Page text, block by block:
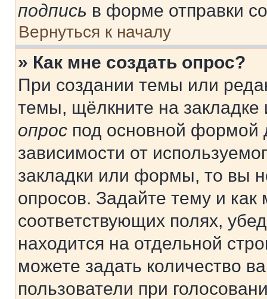
подпись в форме отправки
Вернуться к началу
» Как мне создать опрос?
При создании темы или
темы, щёлкните на
опрос под основной формой
зависимости от
закладки или формы, то вы
опросов. Задайте тему и
соответствующих полях,
находится на отдельной
можете задать количество
пользователи при